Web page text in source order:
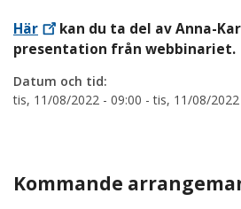
Här
kan du ta del av Anna-
presentation från webbinariet.
Datum och tid:
tis, 11/08/2022 - 09:00 -tis, 11/08/2022
Kommande